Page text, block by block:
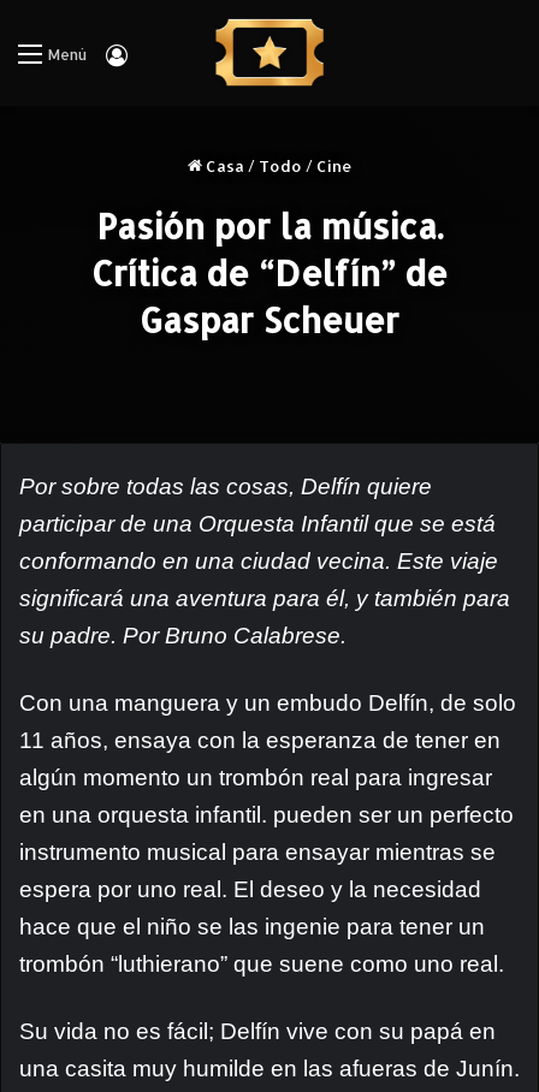
Menú Iniciar Sesión
Casa / Todo / Cine
Pasión por la música.
Crítica de “Delfín” de
Gaspar Scheuer
Por sobre todas las cosas, Delfín quiere
participar de una Orquesta Infantil que se está
conformando en una ciudad vecina. Este viaje
significará una aventura para él, y también para
su padre. Por Bruno Calabrese.
Con una manguera y un embudo Delfín, de solo
11 años, ensaya con la esperanza de tener en
algún momento un trombón real para ingresar
en una orquesta infantil. pueden ser un perfecto
instrumento musical para ensayar mientras se
espera por uno real. El deseo y la necesidad
hace que el niño se las ingenie para tener un
trombón “luthierano” que suene como uno real.
Su vida no es fácil; Delfín vive con su papá en
una casita muy humilde en las afueras de Junín.